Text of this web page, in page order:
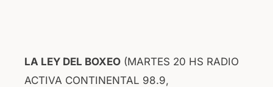
LA LEY DEL BOXEO (MARTES 20 HS RADIO
ACTIVA CONTINENTAL 98.9,